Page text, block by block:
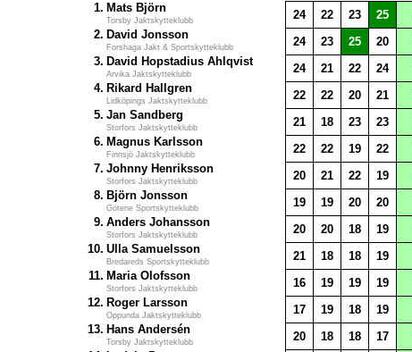
1. Mats Björn
Torsby Jaktskytteklubb 24 22 23 25
2. David Jonsson
Forshaga Jakt & Sportskytteklubb 24 23 25 20
3. David Hopstadius Ahlqvist
Arvika Jaktskytteklubb 24 21 22 24
4. Rikard Hallgren
Lidköpings Jaktskytteklubb 22 22 20 21
5. Jan Sandberg
Storfors Jaktskytteklubb 21 18 23 23
6. Magnus Karlsson
Finnsjö Jaktskytteklubb 22 22 19 22
7. Johnny Henriksson
Storfors Jaktskytteklubb 20 21 22 19
8. Björn Jonsson
Götene Sportskytteklubb 19 19 20 20
9. Anders Johansson
Storfors Jaktskytteklubb 20 20 18 19
10. Ulla Samuelsson
Bredareds Sportskytteklubb 21 18 18 19
11. Maria Olofsson
Storfors Jaktskytteklubb 16 19 19 19
12. Roger Larsson
Oppunda Jaktskytteklubb 17 19 18 19
13. Hans Andersén
Torsby Jaktskytteklubb 20 18 18 17